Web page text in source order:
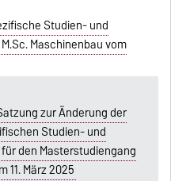
Studien- und
Maschinenbau vom
zur Änderung der
Studien- und
den Masterstudiengang
11. März 2025